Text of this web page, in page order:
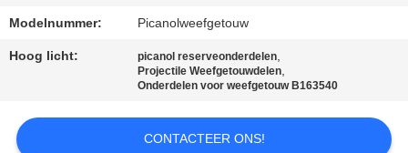
OFFERTE
AAN
SITEMAP
Modelnummer: Picanolweefgetouw
Hoog licht: picanol reserveonderdelen,
Projectile Weefgetouwdelen,
Onderdelen voor weefgetouw B163540
CONTACTEER ONS!